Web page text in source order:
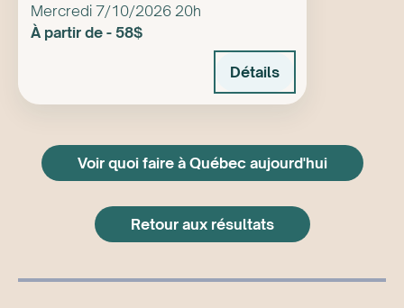
Mercredi 7/10/2026 20h
À partir de - 58$
Détails
Voir quoi faire à Québec aujourd'hui
Retour aux résultats